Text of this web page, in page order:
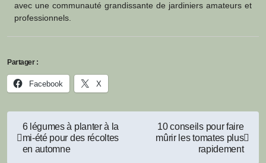
avec une communauté grandissante de jardiniers amateurs et
professionnels.
Partager :
Facebook X
Navigation
de
6 légumes à planter à la
mi-été pour des récoltes
en automne
10 conseils pour faire
mûrir les tomates plus
rapidement